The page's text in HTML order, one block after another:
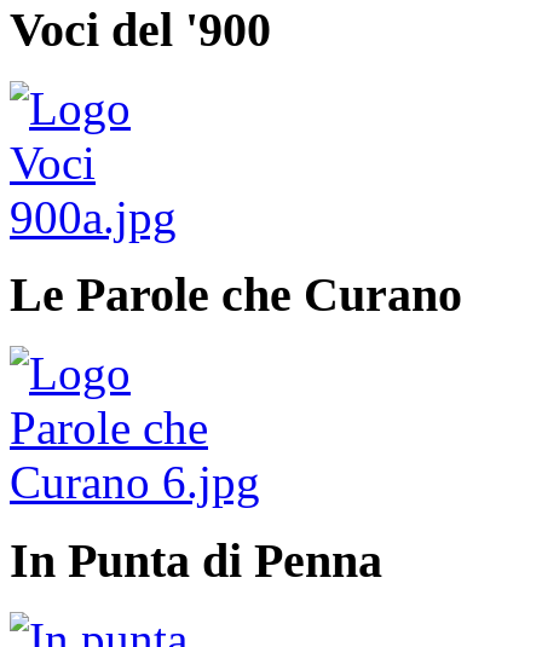
Voci del '900
Le Parole che Curano
In Punta di Penna